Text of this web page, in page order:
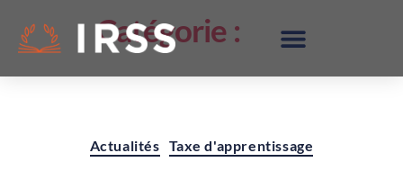
Catégorie :
Taxe
d’apprentissage
Actualités Taxe d'apprentissage